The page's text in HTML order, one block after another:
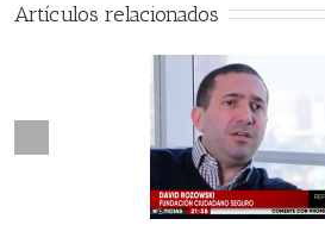
Artículos relacionados